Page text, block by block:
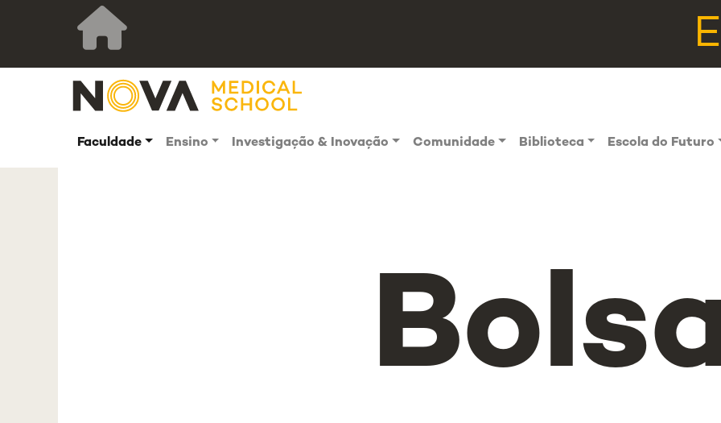
Faculdade Ensino Investigação & Inovação Comunidade Biblioteca Escola do Futuro